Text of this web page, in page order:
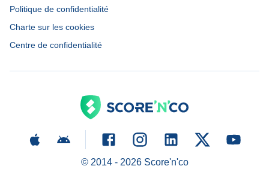
Politique de confidentialité
Charte sur les cookies
Centre de confidentialité
© 2014 - 2026Score'n'co